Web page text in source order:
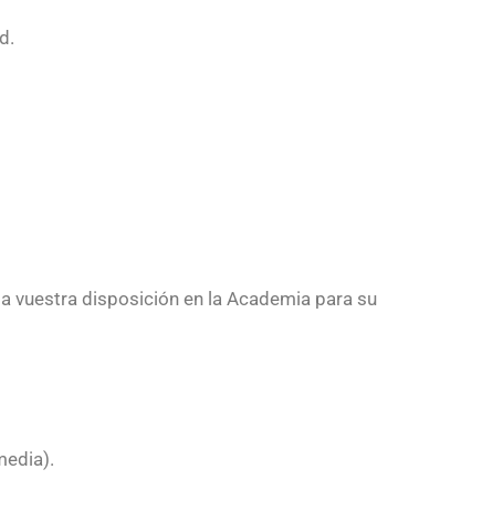
vuestra disposición en la Academia para su